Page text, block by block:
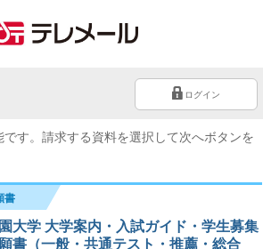
ログイン
す。請求する資料を選択して次へボタンを
書
大学 大学案内・入試ガイド・学生募集
書（一般・共通テスト・推薦・総合